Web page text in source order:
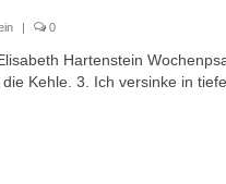
| 0
Hartenstein
Kehle. 3. Ich versinke in